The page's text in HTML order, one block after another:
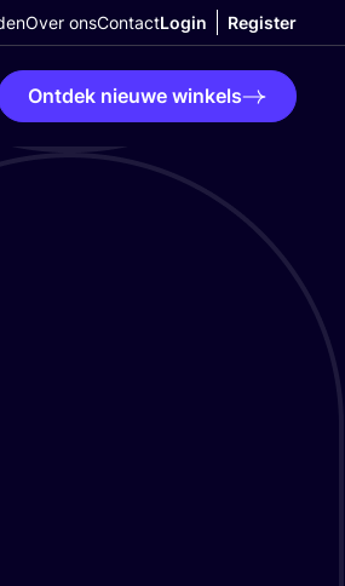
Over onsContactLogin Register
Ontdek nieuwe winkels